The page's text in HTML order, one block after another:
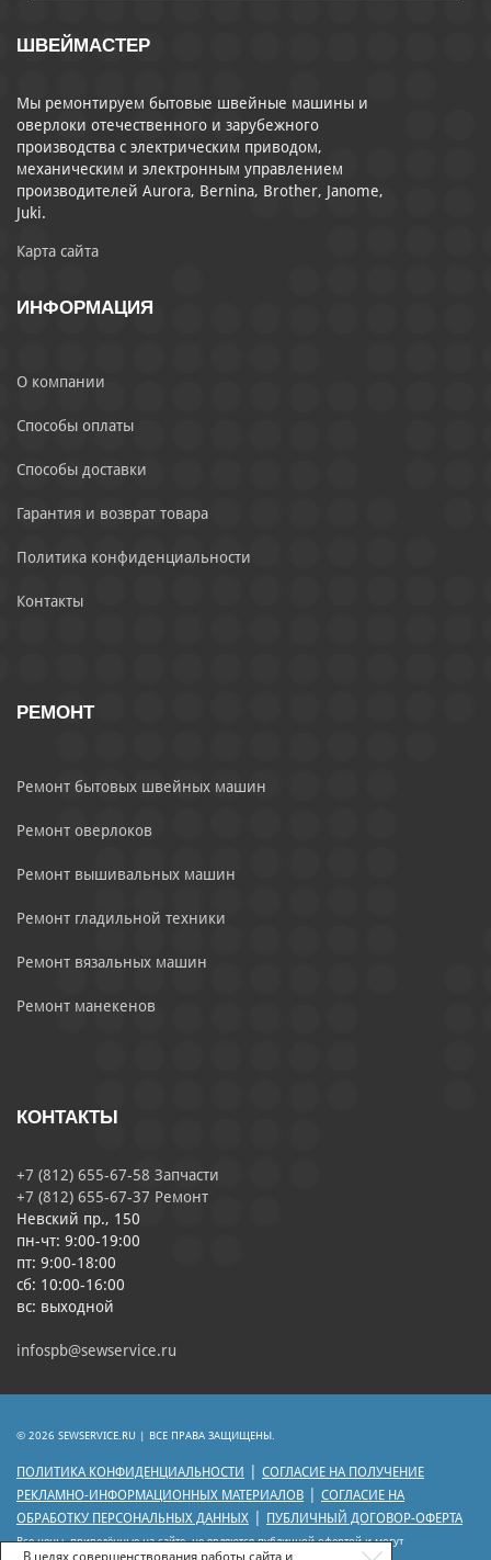
ШВЕЙМАСТЕР
Мы ремонтируем бытовые швейные машины и
оверлоки отечественного и зарубежного
производства с электрическим приводом,
механическим и электронным управлением
производителей Aurora, Bernina, Brother, Janome,
Juki.
Карта сайта
ИНФОРМАЦИЯ
О компании
Способы оплаты
Способы доставки
Гарантия и возврат товара
Политика конфиденциальности
Контакты
РЕМОНТ
Ремонт бытовых швейных машин
Ремонт оверлоков
Ремонт вышивальных машин
Ремонт гладильной техники
Ремонт вязальных машин
Ремонт манекенов
КОНТАКТЫ
+7 (812) 655-67-58 Запчасти
+7 (812) 655-67-37 Ремонт
Невский пр., 150
пн-чт: 9:00-19:00
пт: 9:00-18:00
сб: 10:00-16:00
вс: выходной
infospb@sewservice.ru
© 2026 SEWSERVICE.RU | ВСЕ ПРАВА ЗАЩИЩЕНЫ.
ПОЛИТИКА КОНФИДЕНЦИАЛЬНОСТИ
СОГЛАСИЕ НА ПОЛУЧЕНИЕ
РЕКЛАМНО-ИНФОРМАЦИОННЫХ МАТЕРИАЛОВ
СОГЛАСИЕ НА
ОБРАБОТКУ ПЕРСОНАЛЬНЫХ ДАННЫХ
ПУБЛИЧНЫЙ ДОГОВОР-ОФЕРТА
Все цены, приведённые на сайте, не являются публичной офертой и могут
отличаться от цен действующего прейскуранта.
В целях совершенствования работы сайта и